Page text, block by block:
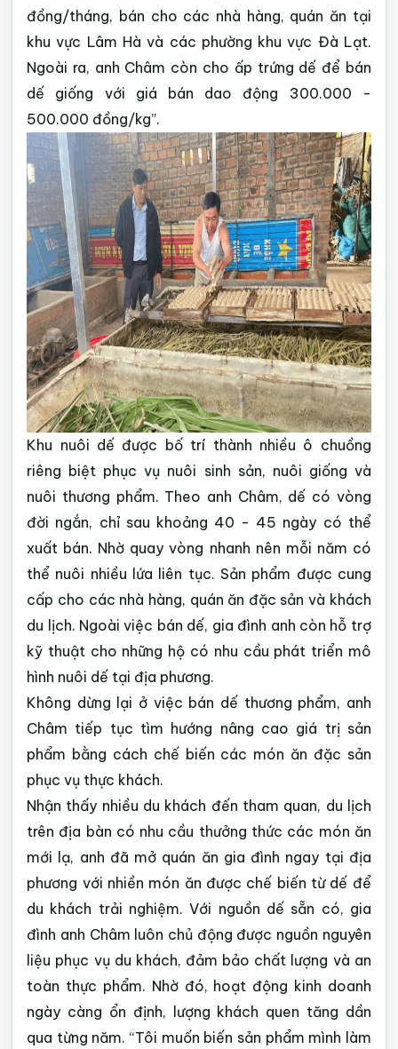
đồng/tháng, bán cho các nhà hàng, quán ăn tại
khu vực Lâm Hà và các phường khu vực Đà Lạt.
Ngoài ra, anh Châm còn cho ấp trứng dế để bán
dế giống với giá bán dao động 300.000 -
500.000 đồng/kg”.
Khu nuôi dế được bố trí thành nhiều ô chuồng
riêng biệt phục vụ nuôi sinh sản, nuôi giống và
nuôi thương phẩm. Theo anh Châm, dế có vòng
đời ngắn, chỉ sau khoảng 40 - 45 ngày có thể
xuất bán. Nhờ quay vòng nhanh nên mỗi năm có
thể nuôi nhiều lứa liên tục. Sản phẩm được cung
cấp cho các nhà hàng, quán ăn đặc sản và khách
du lịch. Ngoài việc bán dế, gia đình anh còn hỗ trợ
kỹ thuật cho những hộ có nhu cầu phát triển mô
hình nuôi dế tại địa phương.
Không dừng lại ở việc bán dế thương phẩm, anh
Châm tiếp tục tìm hướng nâng cao giá trị sản
phẩm bằng cách chế biến các món ăn đặc sản
phục vụ thực khách.
Nhận thấy nhiều du khách đến tham quan, du lịch
trên địa bàn có nhu cầu thưởng thức các món ăn
mới lạ, anh đã mở quán ăn gia đình ngay tại địa
phương với nhiền món ăn được chế biến từ dế để
du khách trải nghiệm. Với nguồn dế sẵn có, gia
đình anh Châm luôn chủ động được nguồn nguyên
liệu phục vụ du khách, đảm bảo chất lượng và an
toàn thực phẩm. Nhờ đó, hoạt động kinh doanh
ngày càng ổn định, lượng khách quen tăng dần
qua từng năm. “Tôi muốn biến sản phẩm mình làm